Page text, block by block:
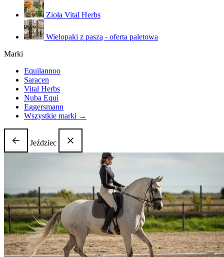
Zioła Vital Herbs
Wielopaki z paszą - oferta paletowa
Marki
Equilannoo
Saracen
Vital Herbs
Nuba Equi
Eggersmann
Wszystkie marki →
Jeździec